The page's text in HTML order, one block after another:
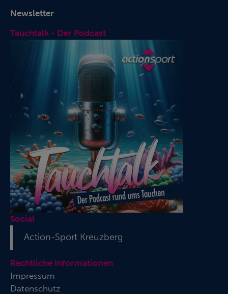
Newsletter
Tauchtalk - Der Podcast
Social
Action-Sport Kreuzberg
Rechtliche Informationen
Impressum
Datenschutz